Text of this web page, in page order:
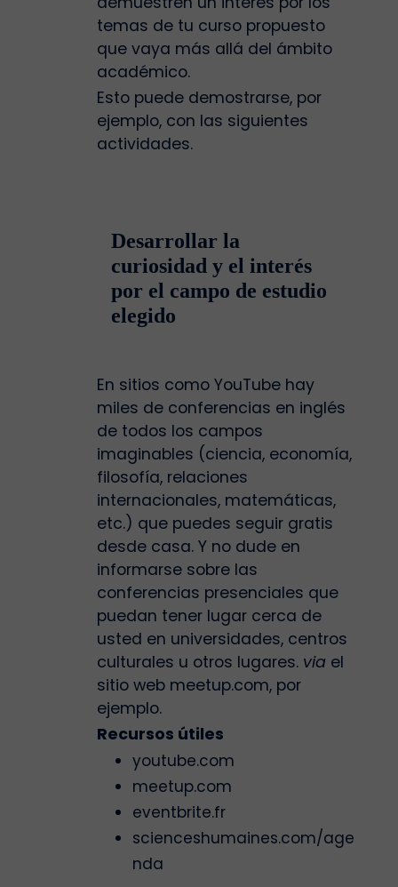
temas de tu curso propuesto
que vaya más allá del ámbito
académico.
Esto puede demostrarse, por
ejemplo, con las siguientes
actividades.
Desarrollar la
curiosidad y el interés
por el campo de estudio
elegido
En sitios como YouTube hay
miles de conferencias en inglés
de todos los campos
imaginables (ciencia, economía,
filosofía, relaciones
internacionales, matemáticas,
etc.) que puedes seguir gratis
desde casa. Y no dude en
informarse sobre las
conferencias presenciales que
puedan tener lugar cerca de
usted en universidades, centros
culturales u otros lugares. via el
sitio web meetup.com, por
ejemplo.
Recursos útiles
youtube.com
meetup.com
eventbrite.fr
scienceshumaines.com/age
nda